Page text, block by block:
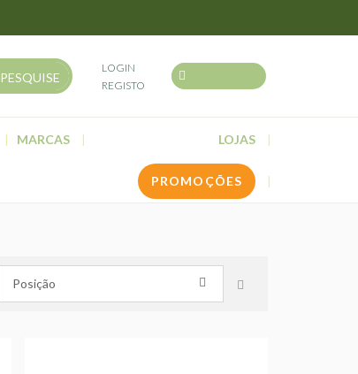
PESQUISE
LOGIN
REGISTO
MARCAS LOJAS
PROMOÇÕES